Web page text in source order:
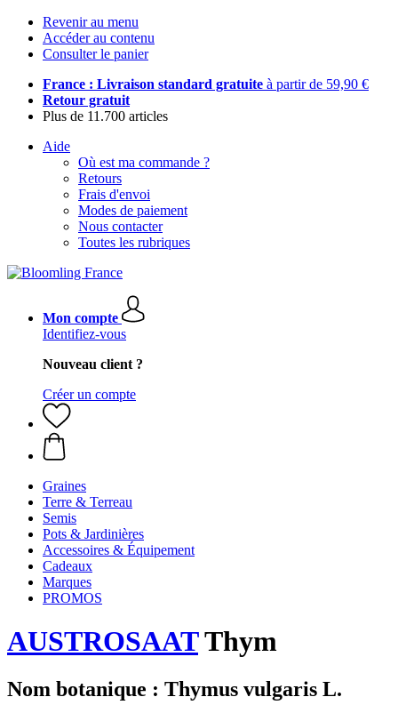
Revenir au menu
Accéder au contenu
Consulter le panier
France : Livraison standard gratuite à partir de 59,90 €
Retour gratuit
Plus de 11.700 articles
Aide
Où est ma commande ?
Retours
Frais d'envoi
Modes de paiement
Nous contacter
Toutes les rubriques
Mon compte
Identifiez-vous
Nouveau client ?
Créer un compte
Graines
Terre & Terreau
Semis
Pots & Jardinières
Accessoires & Équipement
Cadeaux
Marques
PROMOS
AUSTROSAATThym
Nom botanique : Thymus vulgaris L.